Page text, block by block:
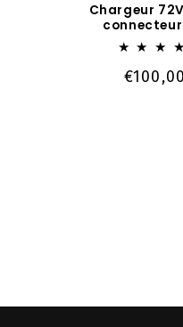
Chargeur
connecteur
Prix